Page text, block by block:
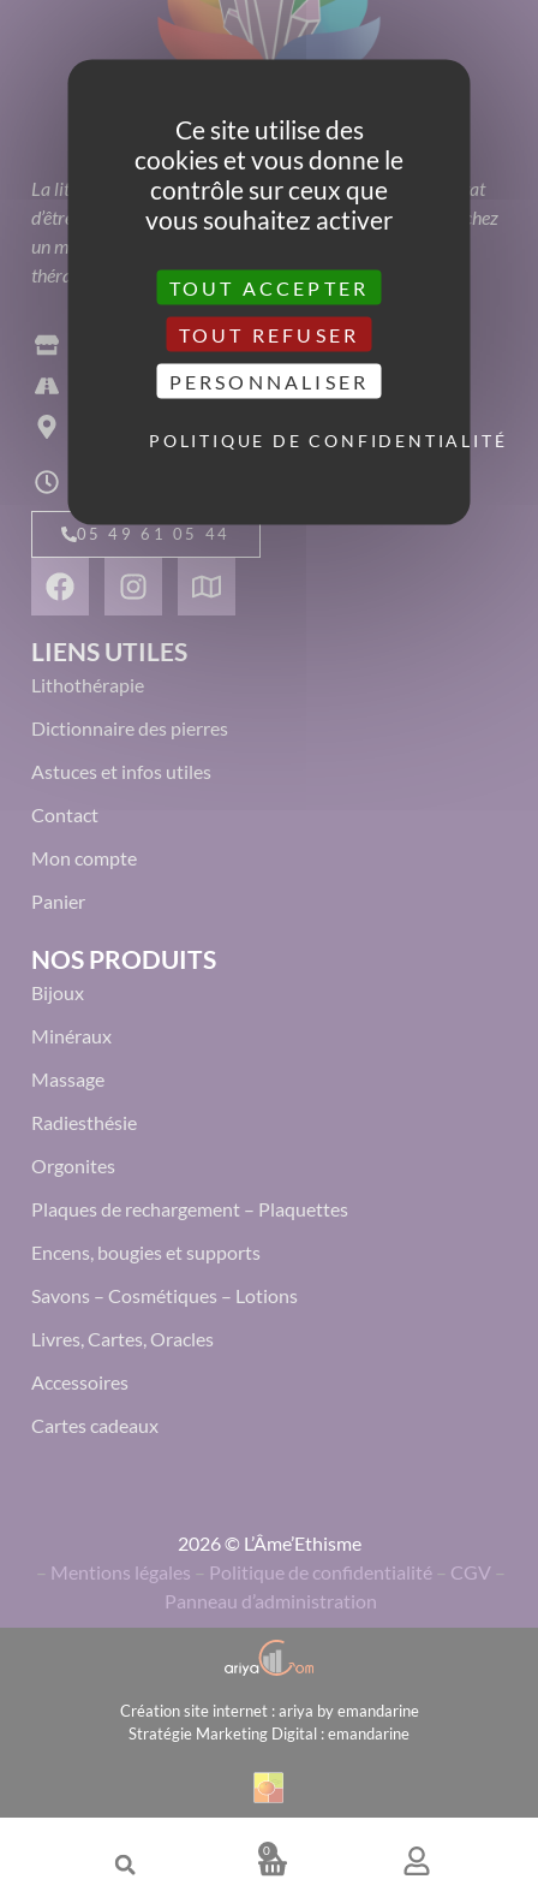
0
La lithothérapie peut avoir une forte influence sur notre état
d’être sans toutefois qu’elle ne remplace une consultation chez
un médecin. C’est une aide additionnelle qu’apporte cette
thérapie alternative.
L'Âme'Ethisme
11 rue Paul Guillon
05 49 61 05 44
LIENS UTILES
Lithothérapie
Dictionnaire des pierres
Astuces et infos utiles
Contact
Mon compte
Panier
NOS PRODUITS
Bijoux
Minéraux
Massage
Radiesthésie
Orgonites
Plaques de rechargement – Plaquettes
Encens, bougies et supports
Savons – Cosmétiques – Lotions
Livres, Cartes, Oracles
Accessoires
Cartes cadeaux
2026 © L’Âme’Ethisme
– Mentions légales – Politique de confidentialité – CGV –
Panneau d’administration
Création site internet : ariya by emandarine
Stratégie Marketing Digital : emandarine
Ce site utilise des
cookies et vous donne le
contrôle sur ceux que
vous souhaitez activer
TOUT ACCEPTER
TOUT REFUSER
PERSONNALISER
POLITIQUE DE CONFIDENTIALITÉ